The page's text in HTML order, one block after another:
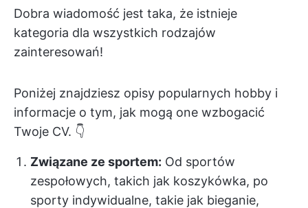
Dobra wiadomość jest taka, że istnieje
kategoria dla wszystkich rodzajów
zainteresowań!
Poniżej znajdziesz opisy popularnych hobby i
informacje o tym, jak mogą one wzbogacić
Twoje CV. 👇
Związane ze sportem: Od sportów
zespołowych, takich jak koszykówka, po
sporty indywidualne, takie jak bieganie,